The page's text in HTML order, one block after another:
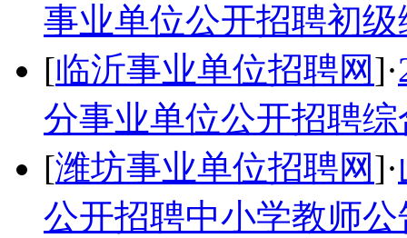
事业单位公开招聘初
[临沂事业单位招聘网]·
分事业单位公开招聘
[潍坊事业单位招聘网]·
公开招聘中小学教师公